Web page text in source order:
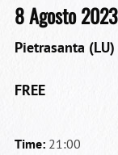
8 Agosto 2023
Pietrasanta (LU)
FREE
Time:21:00